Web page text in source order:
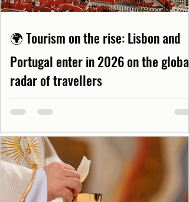
🌍 Tourism on the rise: Lisbon and
Portugal enter in 2026 on the global
radar of travellers